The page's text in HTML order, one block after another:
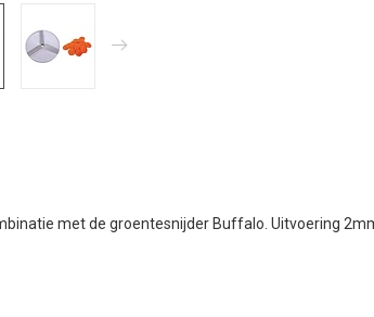
met de groentesnijder Buffalo. Uitvoering